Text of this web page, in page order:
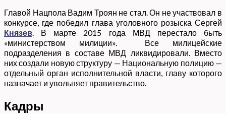
Главой Нацпола Вадим Троян не стал. Он не участвовал в
конкурсе, где победил глава уголовного розыска Сергей
Князев. В марте 2015 года МВД перестало быть
«министерством милиции». Все милицейские
подразделения в составе МВД ликвидировали. Вместо
них создали новую структуру — Национальную полицию —
отдельный орган исполнительной власти, главу которого
назначает и увольняет правительство.
Кадры